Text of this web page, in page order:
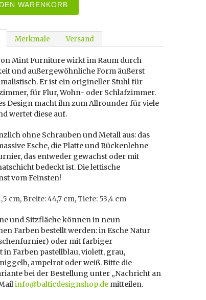
WARENKORB
Merkmale Versand
Mint Furniture wirkt im Raum durch
und außergewöhnliche Form äußerst
Er ist ein origineller Stuhl für
für Flur, Wohn- oder Schlafzimmer.
Design macht ihn zum Allrounder für viele
wertet diese auf.
ohne Schrauben und Metall aus: das
Esche, die Platte und Rückenlehne
das entweder gewachst oder mit
bedeckt ist. Die lettische
vom Feinsten!
cm, Breite: 44,7 cm, Tiefe: 53,4 cm
und Sitzfläche können in neun
Farben bestellt werden: in Esche Natur
oder mit farbiger
in Farben pastellblau, violett, grau,
ampelrot oder weiß. Bitte die
bei der Bestellung unter „Nachricht an
info@balticdesignshop.de mitteilen.